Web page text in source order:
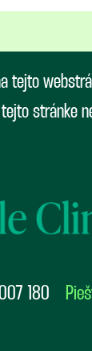
tejto
stránke
180